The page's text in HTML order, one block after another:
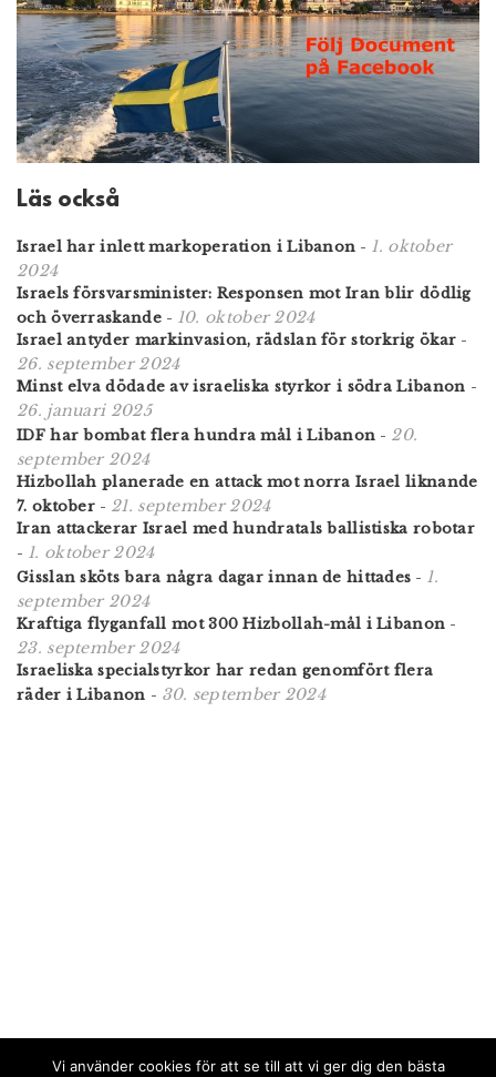
Läs också
Israel har inlett markoperation i Libanon - 1. oktober
2024
Israels försvars­minister: Responsen mot Iran blir dödlig
och överraskande- 10. oktober 2024
Israel antyder markinvasion, rädslan för storkrig ökar -
26. september 2024
Minst elva dödade av israeliska styrkor i södra Libanon -
26. januari 2025
IDF har bombat flera hundra mål i Libanon - 20.
september 2024
Hizbollah planerade en attack mot norra Israel liknande
7. oktober - 21. september 2024
Iran attackerar Israel med hundratals ballistiska robotar
- 1. oktober 2024
Gisslan sköts bara några dagar innan de hittades - 1.
september 2024
Kraftiga flyganfall mot 300 Hizbollah-mål i Libanon -
23. september 2024
Israeliska specialstyrkor har redan genomfört flera
räder i Libanon - 30. september 2024
Vi använder cookies för att se till att vi ger dig den bästa